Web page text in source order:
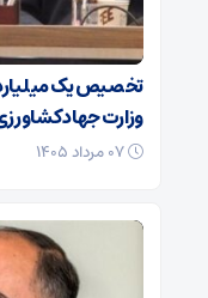
تخصیص یک
وزارت جهاد